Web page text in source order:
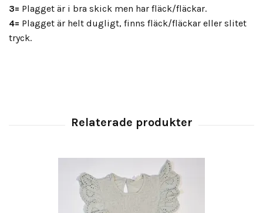
3= Plagget är i bra skick men har fläck/fläckar.
4= Plagget är helt dugligt, finns fläck/fläckar eller slitet
tryck.